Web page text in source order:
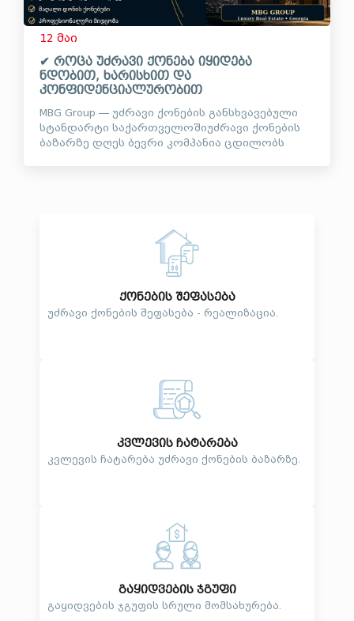
12 მაი
✔ როცა უძრავი ქონება იყიდება
ნდობით, ხარისხით და
კონფიდენციალურობით
MBG Group — უძრავი ქონების განსხვავებული
სტანდარტი საქართველოშიუძრავი ქონების
ბაზარზე დღეს ბევრი კომპანია ცდილობს
ქონების შეფასება
უძრავი ქონების შეფასება - რეალიზაცია.
კვლევის ჩატარება
კვლევის ჩატარება უძრავი ქონების ბაზარზე.
გაყიდვების ჯგუფი
გაყიდვების ჯგუფის სრული მომსახურება.